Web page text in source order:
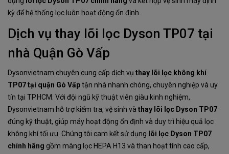
kỳ để hệ thống lọc luôn hoạt động ổn định.
Dịch vụ thay lõi lọc Dyson TP07 tại
nhà Quận Gò Vấp
Dysonvietnam chuyên cung cấp dịch vụ thay lõi lọc không khí
TP07 tại quận Gò Vấptận nhà nhanh chóng, chuyên nghiệp và uy
tín tại TP.HCM. Với đội ngũ kỹ thuật viên giàu kinh nghiệm,
Dysonvietnam hỗ trợ kiểm tra, vệ sinh và thay lõi lọc Dyson TP07
đúng kỹ thuật, giúp máy hoạt động ổn định và duy trì hiệu quả lọc
không khí tối ưu. Chúng tôi cam kết sử dụng lõi lọc Dyson TP07
chính hãng gồm màng lọc HEPA H13 và than hoạt tính cao cấp,